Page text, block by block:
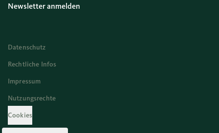
Newsletter anmelden
Datenschutz
Rechtliche Infos
Impressum
Nutzungsrechte
Cookies